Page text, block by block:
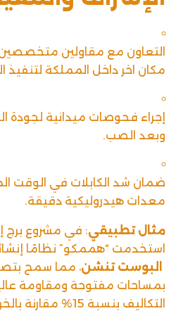
التعاون مع مقاولين
مكان اخر داخل المملكة لتنفيذ
إجراء فحوصات ميدانية لجودة
وبعد الصب.
ضمان شد الكابلات في الوقت
معدات هيدروليكية دقيقة.
مثال تطبيقي: في مشروع برج
استخدمت “هممكو” نظامًا
البوست تنشن، مما سمح
بمساحات مفتوحة ومقاومة
التكاليف بنسبة 15% مقارنة بالخرسانة التقليدية.